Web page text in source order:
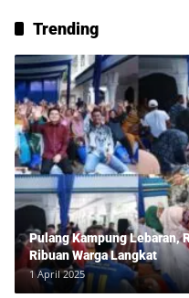
Trending
Pulang Kampung Lebaran,
Ribuan Warga Langkat
1 April 2025